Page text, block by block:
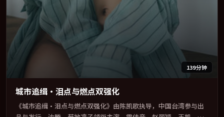
139分钟
城市追缉·泪点与燃点双强化
《城市追缉·泪点与燃点双强化》由陈凯歌执导，中国台湾参与出